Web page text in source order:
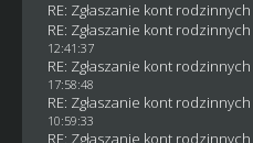
RE: Zgłaszanie kont rodzinnych
RE: Zgłaszanie kont rodzinnych
12:41:37
RE: Zgłaszanie kont rodzinnych
17:58:48
RE: Zgłaszanie kont rodzinnych
10:59:33
RE: Zgłaszanie kont rodzinnych